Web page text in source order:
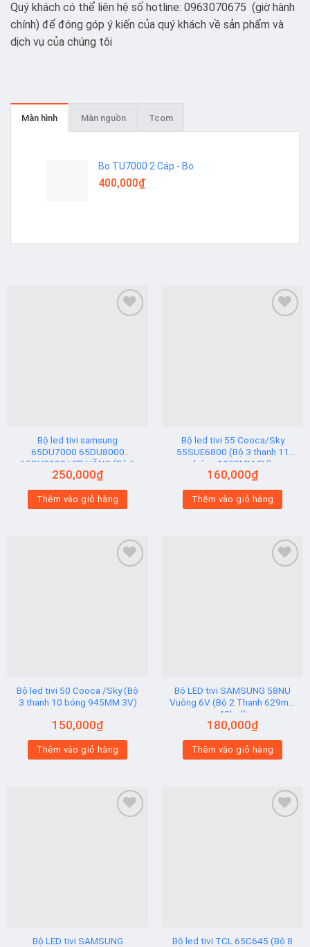
Quý khách có thể liên hệ số hotline: 0963070675 (giờ hành
chính) để đóng góp ý kiến của quý khách về sản phẩm và
dịch vụ của chúng tôi
Màn hình Màn nguồn Tcom
Bo TU7000 2 Cáp - Bo
400,000₫
Bộ led tivi samsung
65DU7000 65DU8000
65DU8100 LED HÃNG (Bộ 6
Thanh AB)
250,000₫
Thêm vào giỏ hàng
Bộ led tivi 55 Cooca/Sky
55SUE6800 (Bộ 3 thanh 11
bóng 1058MM 3V)
160,000₫
Thêm vào giỏ hàng
Bộ led tivi 50 Cooca /Sky (Bộ
3 thanh 10 bóng 945MM 3V)
150,000₫
Thêm vào giỏ hàng
Bộ LED tivi SAMSUNG 58NU
Vuông 6V (Bộ 2 Thanh 629mm
42led)
180,000₫
Thêm vào giỏ hàng
Bộ LED tivi SAMSUNG Bộ led tivi TCL 65C645 (Bộ 8